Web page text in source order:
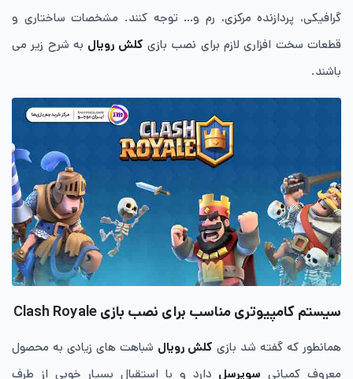
گرافیکی، پردازنده مرکزی، رم و… توجه کنند. مشخصات ساختاری و
قطعات سخت افزاری لازم برای نصب بازی کلش رویال به شرح زیر می
باشند.
سیستم کامپیوتری مناسب برای نصب بازی Clash Royale
همانطور که گفته شد بازی کلش رویال شباهت های زیادی به محصول
معروف کمپانی سوپرسل دارد و با استقبال بسیار خوبی از طرف